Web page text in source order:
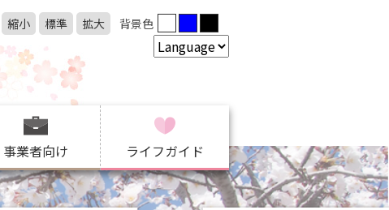
縮小 標準 拡大 背景色
事業者向け ライフガイド